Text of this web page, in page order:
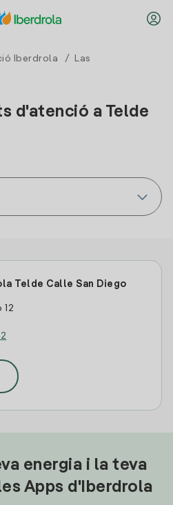
Iberdrola /
Las
d'atenció a Telde
Telde Calle San Diego
12
energia i la teva
Apps d'Iberdrola